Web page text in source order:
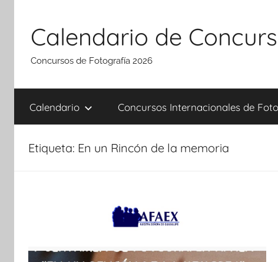
contenido
Calendario de
Concursos de Fotografía 2026
Calendario Concursos Internacionales de
Etiqueta: En un Rincón de la memoria